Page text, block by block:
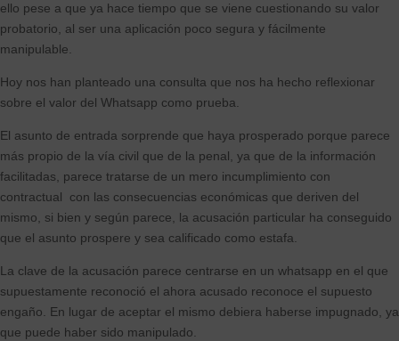
ello pese a que ya hace tiempo que se viene cuestionando su valor
probatorio, al ser una aplicación poco segura y fácilmente
manipulable.
Hoy nos han planteado una consulta que nos ha hecho reflexionar
sobre el valor del Whatsapp como prueba.
El asunto de entrada sorprende que haya prosperado porque parece
más propio de la vía civil que de la penal, ya que de la información
facilitadas, parece tratarse de un mero incumplimiento con
contractual con las consecuencias económicas que deriven del
mismo, si bien y según parece, la acusación particular ha conseguido
que el asunto prospere y sea calificado como estafa.
La clave de la acusación parece centrarse en un whatsapp en el que
supuestamente reconoció el ahora acusado reconoce el supuesto
engaño. En lugar de aceptar el mismo debiera haberse impugnado, ya
que puede haber sido manipulado.